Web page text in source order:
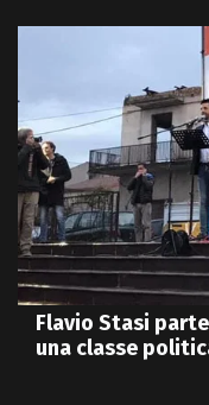
Flavio Stasi
una classe